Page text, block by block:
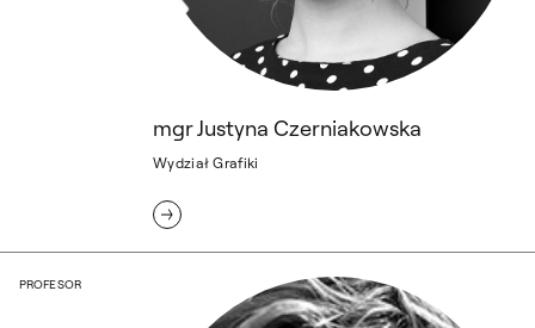
mgr Justyna Czerniakowska
Wydział Grafiki
dr hab. Mateusz Dąbrowski, prof. uczelni
PROFESOR